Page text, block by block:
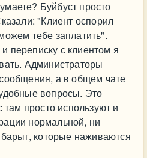
Буйбуст просто
"Клиент оспорил
тебе заплатить".
переписку с клиентом я
Администраторы
а в общем чате
вопросы. Это
там просто используют и
нормальной, ни
барыг, которые наживаются